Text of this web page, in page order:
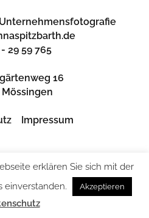
29 59 765
16
Mössingen
Impressum
erklären Sie sich mit der
einverstanden.
Akzeptieren